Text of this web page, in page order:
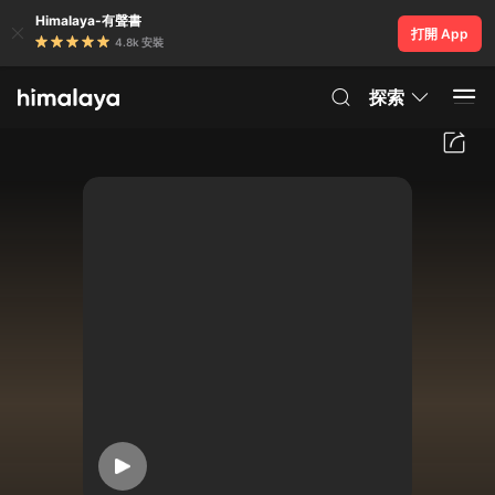
Himalaya-有聲書
4.8k 安裝
打開 App
探索